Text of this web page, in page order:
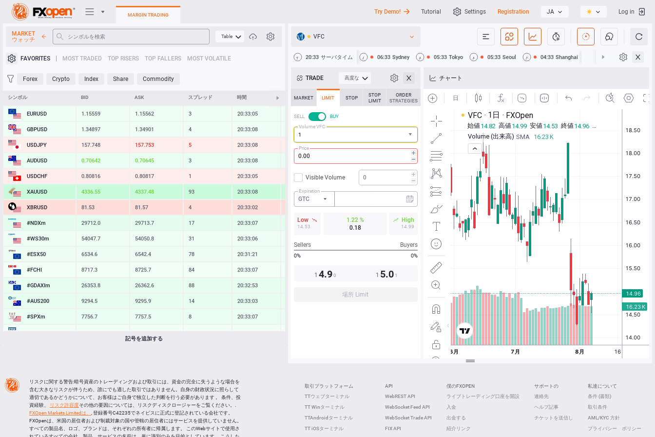
トレーディングプラットフォ
Heatmap
MARGIN TRADING Try Demo! Tutorial Settings Registration JA Log in
MARKET
ウォッチ
Table
FAVORITES MOST TRADED TOP RISERS TOP FALLERS MOST VOLATILE
Forex Crypto Index Share Commodity
シンボル BID ASK スプレッド 時間 変化する
EURUSD 1.15559 1.15562 3 20:33:05 0.28 %
GBPUSD 1.34897 1.34901 4 20:33:08 0.26 %
USDJPY 157.748 157.753 5 20:33:08 -0.43 %
AUDUSD 0.70642 0.70645 3 20:33:08 0.45 %
USDCHF 0.80816 0.80817 1 20:33:05
XAUUSD 4336.55 4337.48 93 20:33:08 1.98 %
XBRUSD 81.53 81.57 4 20:33:02 -1.41 %
#NDXm 29712.0 29713.7 17 20:33:07 0.72 %
#WS30m 54047.7 54050.8 31 20:33:06
#ESX50 6534.6 6542.4 78 20:31:21 0.35 %
#FCHI 8717.3 8725.7 84 20:33:07
#GDAXIm 26353.8 26362.6 88 20:32:53
#AUS200 9294.5 9295.9 14 20:33:03
#SPXm 7756.7 7757.5 8 20:33:07
LTCUSD 45.427 45.513 86 20:32:51
XRPUSD 1.02425 1.02565 140 20:32:45
ETHUSD 1914.874 1915.116 242
記号を追加する
VFC
20:33 サーバタイム 06:33 Sydney 05:33 Tokyo 05:33 Seoul 04:33 Shanghai 04:33 Hong Kong
TRADE 高度な
MARKET LIMIT STOP
STOP
LIMIT
ORDER
STRATEGIES
SELL
BUY
Volume VFC
Price
Visible Volume
Expiration
GTC
Low
14.53
1.22 %
0.18
High
14.99
Sellers Buyers
0% 0%
1 4.9 0 1 5.0 1
場所 Limit
チャート
取引プラットフォーム
TTウェブターミナル
TT Winターミナル
TTAndroidターミナル
TT iOSターミナル
API
WebREST API
WebSocket Feed API
WebSocket Trade API
FIX API
僕のFXOPEN
ライブトレーディング口座を開設
入金
出金する
紹介リンク
サポートの
連絡先
ヘルプ記事
チケットを送信し
私達について
条件 (書類)
取引条件
AML/KYC 方針
プライバシー ポリシー
リスクに関する警告:暗号資産のトレーディングおよび取引には、資金の完全に失うような場合を
含む大きなリスクが伴うため、誰にでも適した取引ではありません。自身の財政状況に照らして
適切であるかどうかについて、お客様はご自身で独立した判断を行う必要があります 。 条件、投
資経験、
リスク許容度その他の要因については、リスクディスクロージャーをご覧ください。.
FXOpen Markets Limitedは、
, 登録番号C42235でネイビスに正式に登記されている会社です。
FXOpenは、米国の居住者および制裁対象の国や管轄の居住者にはサービスを提供していません。
すべての製品名、ロゴ、ブランドは、それぞれの所有者に帰属します。 このWebサイトで使用さ